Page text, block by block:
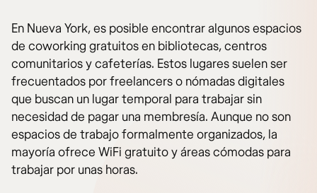
En Nueva York, es posible encontrar algunos espacios
de coworking gratuitos en bibliotecas, centros
comunitarios y cafeterías. Estos lugares suelen ser
frecuentados por freelancers o nómadas digitales
que buscan un lugar temporal para trabajar sin
necesidad de pagar una membresía. Aunque no son
espacios de trabajo formalmente organizados, la
mayoría ofrece WiFi gratuito y áreas cómodas para
trabajar por unas horas.